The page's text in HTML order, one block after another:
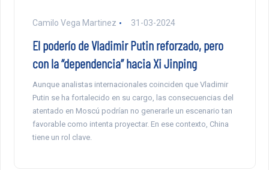
Camilo Vega Martinez 31-03-2024
El poderío de Vladimir Putin reforzado, pero
con la “dependencia” hacia Xi Jinping
Aunque analistas internacionales coinciden que Vladimir
Putin se ha fortalecido en su cargo, las consecuencias del
atentado en Moscú podrían no generarle un escenario tan
favorable como intenta proyectar. En ese contexto, China
tiene un rol clave.